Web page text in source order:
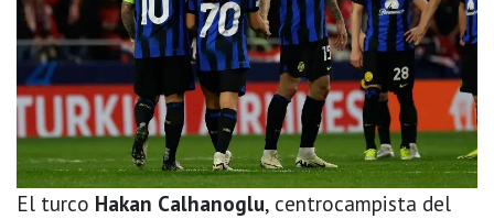
El turco Hakan Calhanoglu, centrocampista del